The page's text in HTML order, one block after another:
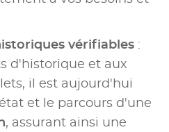
vérifiables :
d'historique et aux
il est aujourd'hui
et le parcours d'une
, assurant ainsi une